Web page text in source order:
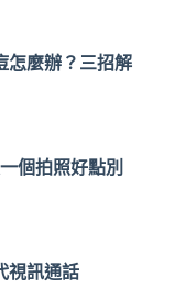
怎麼辦？三招解
個拍照好點別
視訊通話